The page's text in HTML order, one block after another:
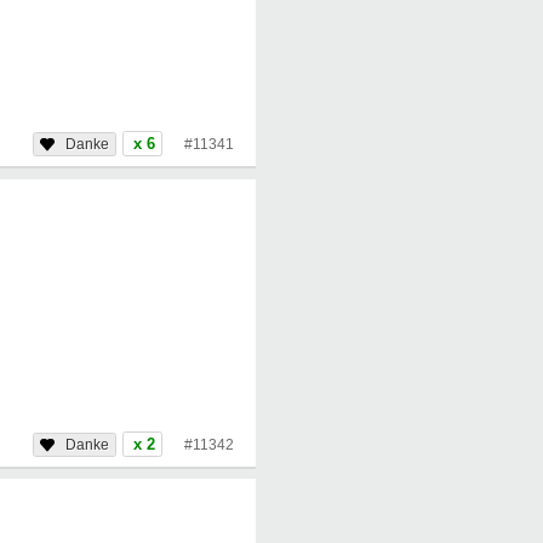
x 6 #11341
x 2 #11342